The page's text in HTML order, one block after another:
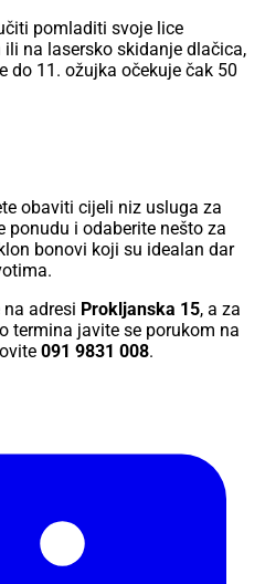
pomladiti svoje lice
na lasersko skidanje dlačica,
do 11. ožujka očekuje čak 50
obaviti cijeli niz usluga za
ponudu i odaberite nešto za
bonovi koji su idealan dar
adresi Prokljanska 15, a za
termina javite se porukom na
091 9831 008.